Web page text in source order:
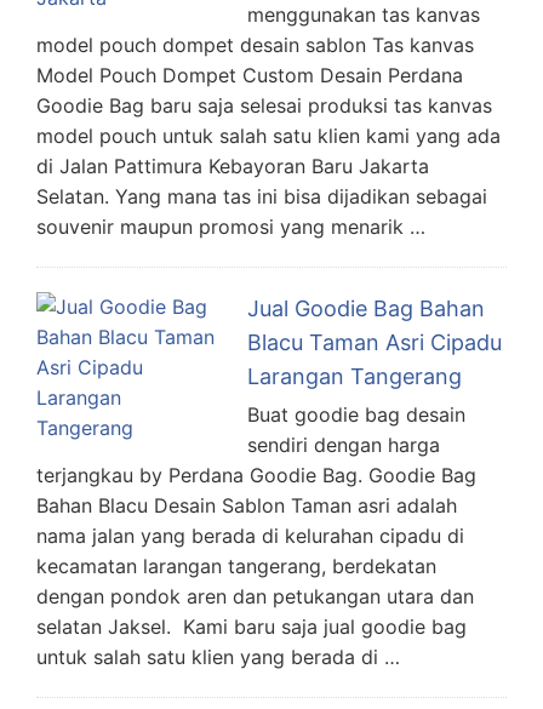
menggunakan tas kanvas
model pouch dompet desain sablon Tas kanvas
Model Pouch Dompet Custom Desain Perdana
Goodie Bag baru saja selesai produksi tas kanvas
model pouch untuk salah satu klien kami yang ada
di Jalan Pattimura Kebayoran Baru Jakarta
Selatan. Yang mana tas ini bisa dijadikan sebagai
souvenir maupun promosi yang menarik …
Jual Goodie Bag Bahan
Blacu Taman Asri Cipadu
Larangan Tangerang
Buat goodie bag desain
sendiri dengan harga
terjangkau by Perdana Goodie Bag. Goodie Bag
Bahan Blacu Desain Sablon Taman asri adalah
nama jalan yang berada di kelurahan cipadu di
kecamatan larangan tangerang, berdekatan
dengan pondok aren dan petukangan utara dan
selatan Jaksel. Kami baru saja jual goodie bag
untuk salah satu klien yang berada di …